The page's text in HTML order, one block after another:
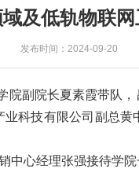
及低轨物联
发布时间：2024-09-20
副院长夏素霞带队
科技有限公司副总黄
中心经理张强接待学